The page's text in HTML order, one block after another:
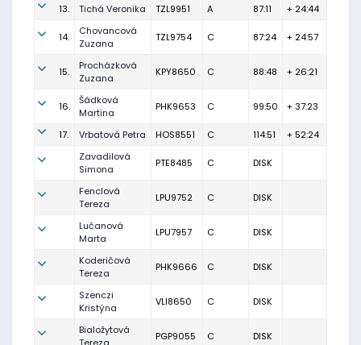
13. Tichá Veronika TZL9951 A 87:11 + 24:44
14.
Chovancová
Zuzana
TZL9754 C 87:24 + 24:57
15.
Procházková
Zuzana
KPY8650 C 88:48 + 26:21
16.
Šádková
Martina
PHK9653 C 99:50 + 37:23
17. Vrbatová Petra HOS8551 C 114:51
+ 52:24
Zavadilová
Simona
PTE8485 C DISK
Fenclová
Tereza
LPU9752 C DISK
Lučanová
Marta
LPU7957 C DISK
Koderičová
Tereza
PHK9666 C DISK
Szenczi
Kristýna
VLI8650 C DISK
Bialožytová
PGP9055 C DISK